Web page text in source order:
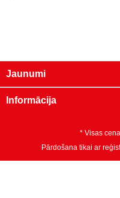
Jaunumi
Informācija
* Visas
Pārdošana tikai ar